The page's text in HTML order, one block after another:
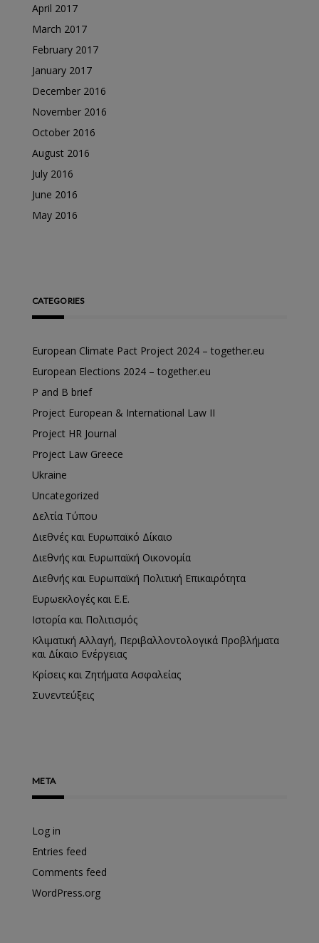
April 2017
March 2017
February 2017
January 2017
December 2016
November 2016
October 2016
August 2016
July 2016
June 2016
May 2016
CATEGORIES
European Climate Pact Project 2024 – together.eu
European Elections 2024 – together.eu
P and B brief
Project European & International Law II
Project HR Journal
Project Law Greece
Ukraine
Uncategorized
Δελτία Τύπου
Διεθνές και Ευρωπαϊκό Δίκαιο
Διεθνής και Ευρωπαϊκή Οικονομία
Διεθνής και Ευρωπαϊκή Πολιτική Επικαιρότητα
Ευρωεκλογές και Ε.Ε.
Ιστορία και Πολιτισμός
Κλιματική Αλλαγή, Περιβαλλοντολογικά Προβλήματα
και Δίκαιο Ενέργειας
Κρίσεις και Ζητήματα Ασφαλείας
Συνεντεύξεις
META
Log in
Entries feed
Comments feed
WordPress.org